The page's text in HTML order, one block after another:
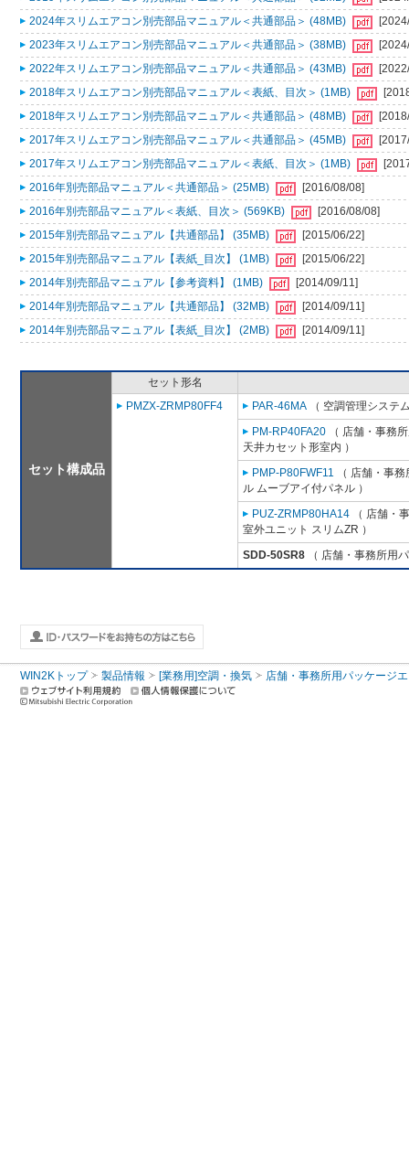
2024年スリムエアコン別売部品マニュアル＜共通部品＞ (48MB)
2023年スリムエアコン別売部品マニュアル＜共通部品＞ (38MB)
2022年スリムエアコン別売部品マニュアル＜共通部品＞ (43MB)
2018年スリムエアコン別売部品マニュアル＜表紙、目次＞ (1MB)
2018年スリムエアコン別売部品マニュアル＜共通部品＞ (48MB)
2017年スリムエアコン別売部品マニュアル＜共通部品＞ (45MB)
2017年スリムエアコン別売部品マニュアル＜表紙、目次＞ (1MB)
2016年別売部品マニュアル＜共通部品＞ (25MB)
[2016/08/08]
2016年別売部品マニュアル＜表紙、目次＞ (569KB)
[2016/08/08]
2015年別売部品マニュアル【共通部品】 (35MB)
[2015/06/22]
2015年別売部品マニュアル【表紙_目次】 (1MB)
[2015/06/22]
2014年別売部品マニュアル【参考資料】 (1MB)
[2014/09/11]
2014年別売部品マニュアル【共通部品】 (32MB)
[2014/09/11]
2014年別売部品マニュアル【表紙_目次】 (2MB)
[2014/09/11]
セット構成品
セット形名
PMZX-ZRMP80FF4
PAR-46MA （ 空調管理システ
PM-RP40FA20 （ 店舗・事務
天井カセット形室内 ）
PMP-P80FWF11 （ 店舗・事
ル ムーブアイ付パネル ）
PUZ-ZRMP80HA14 （ 店舗・
室外ユニット スリムZR ）
SDD-50SR8 （ 店舗・事務所用
WIN2Kトップ 製品情報 [業務用]空調・換気 店舗・事務所用パッケージ